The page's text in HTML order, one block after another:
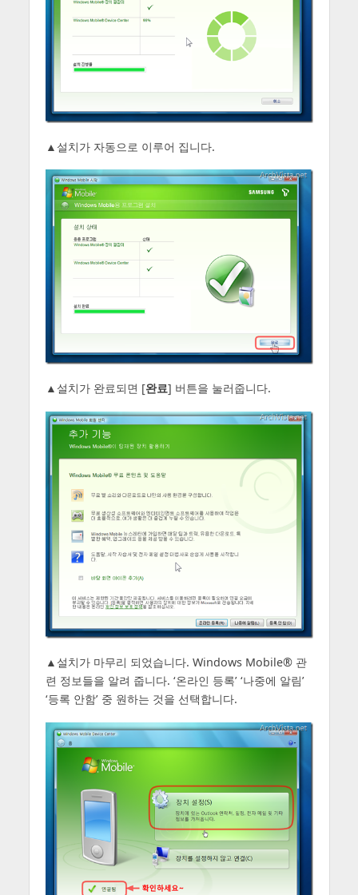
▲설치가 자동으로 이루어 집니다.
▲설치가 완료되면 [완료] 버튼을 눌러줍니다.
▲설치가 마무리 되었습니다. Windows Mobile® 관
련 정보들을 알려 줍니다. ‘온라인 등록’ ‘나중에 알림’
‘등록 안함’ 중 원하는 것을 선택합니다.